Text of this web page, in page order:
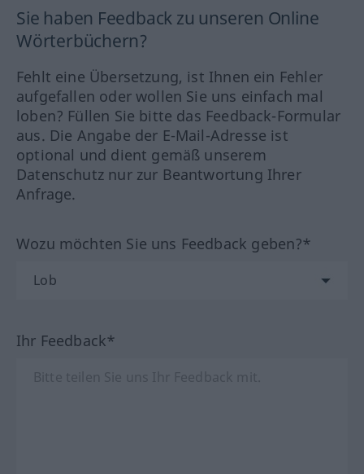
Sie haben Feedback zu unseren Online
Wörterbüchern?
Fehlt eine Übersetzung, ist Ihnen ein Fehler
aufgefallen oder wollen Sie uns einfach mal
loben? Füllen Sie bitte das Feedback-Formular
aus. Die Angabe der E-Mail-Adresse ist
optional und dient gemäß unserem
Datenschutz nur zur Beantwortung Ihrer
Anfrage.
Wozu möchten Sie uns Feedback geben?*
Ihr Feedback*